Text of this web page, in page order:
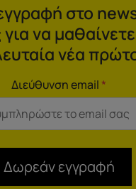
στο
να
νέα
Διεύθυνση email*
Δωρεάν εγγραφή